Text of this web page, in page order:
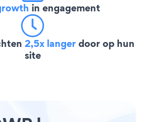
in engagement
2,5x langerdoor op hun
site